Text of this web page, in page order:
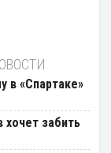
в «Спартаке»
хочет забить